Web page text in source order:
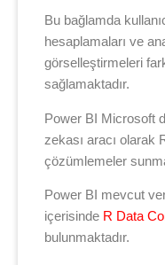
Bu bağlamda
hesaplamaları ve
görselleştirmeleri
sağlamaktadır.
Power BI Microsoft
zekası aracı olarak
çözümlemeler
Power BI mevcut
içerisinde R Data
bulunmaktadır.